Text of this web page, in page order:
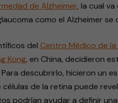
de Alzheimer, la cual
como el Alzheimer
del Centro Médico de
Kong, en China, decidieron
Para descubrirlo, hicieron un
de la retina puede
podrían ayudar a definir